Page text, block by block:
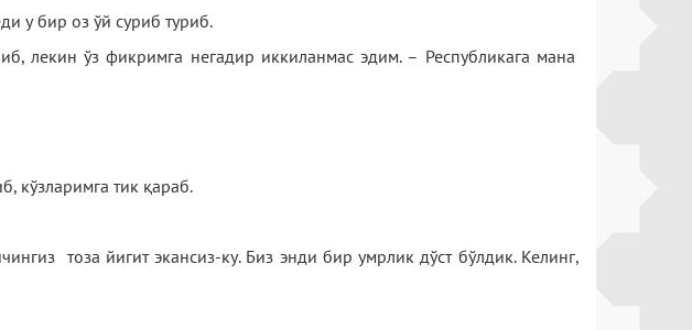
у бир оз ўй суриб туриб.
лекин ўз фикримга негадир иккиланмас эдим. – Республикага мана
кўзларимга тик қараб.
тоза йигит экансиз-ку. Биз энди бир умрлик дўст бўлдик. Келинг,